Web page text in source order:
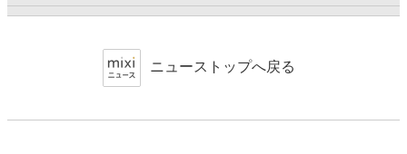
ニューストップへ戻る